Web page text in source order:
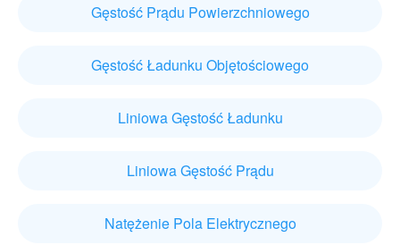
Gęstość Prądu Powierzchniowego
Gęstość Ładunku Objętościowego
Liniowa Gęstość Ładunku
Liniowa Gęstość Prądu
Natężenie Pola Elektrycznego